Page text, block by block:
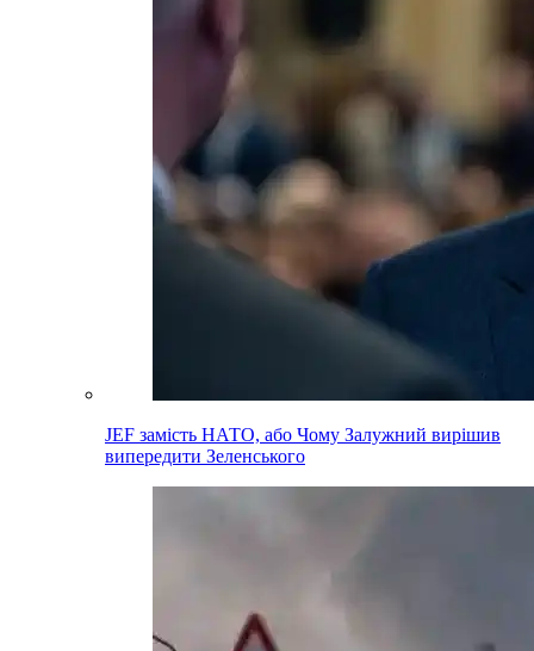
JEF замість НАТО, або Чому Залужний вирішив
випередити Зеленського